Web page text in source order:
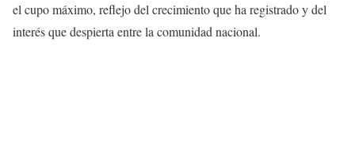
el cupo máximo, reflejo del crecimiento que ha registrado y del
interés que despierta entre la comunidad nacional.